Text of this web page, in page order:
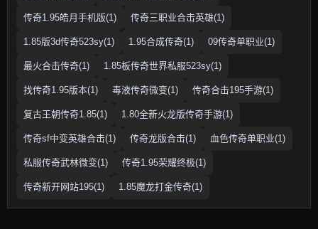
传奇1.95皓月手机版(1) 传奇三职业合击英雄(1)
1.85版3d传奇523sy(1) 1.95合成传奇(1) 09传奇单职业(1)
最火合击传奇(1) 1.85板传奇世界私服523sy(1)
找传奇1.95版本(1) 毒液传奇微变(1) 传奇合击195手游(1)
复古王朝传奇1.85(1) 1.80全新火龙版传奇手游(1)
传奇sf中变英雄合击(1) 传奇龙版合击(1) 血色传奇单职业(1)
私服传奇武林微变(1) 传奇1.95荣耀终极(1)
传奇新开网站195(1) 1.85魔龙打金传奇(1)